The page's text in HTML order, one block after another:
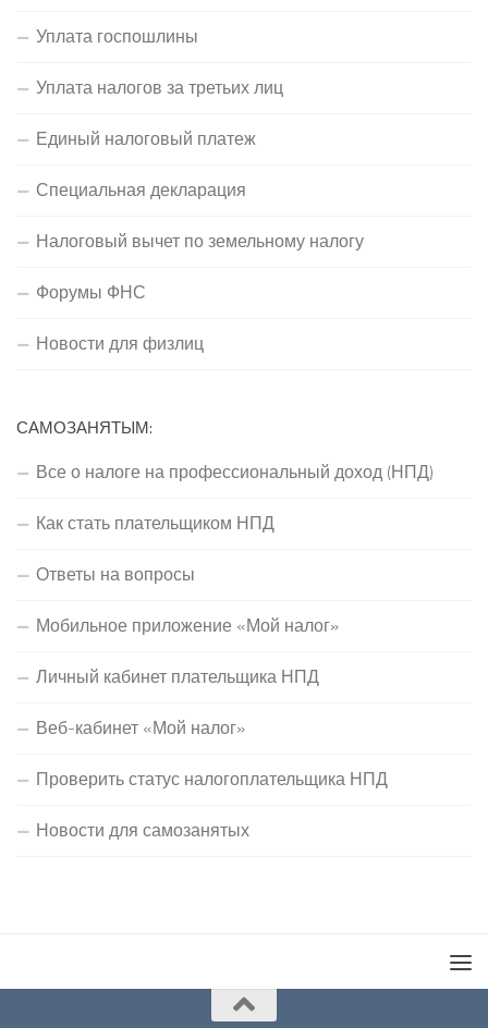
Уплата госпошлины
Уплата налогов за третьих лиц
Единый налоговый платеж
Специальная декларация
Налоговый вычет по земельному налогу
Форумы ФНС
Новости для физлиц
САМОЗАНЯТЫМ:
Все о налоге на профессиональный доход (НПД)
Как стать плательщиком НПД
Ответы на вопросы
Мобильное приложение «Мой налог»
Личный кабинет плательщика НПД
Веб-кабинет «Мой налог»
Проверить статус налогоплательщика НПД
Новости для самозанятых